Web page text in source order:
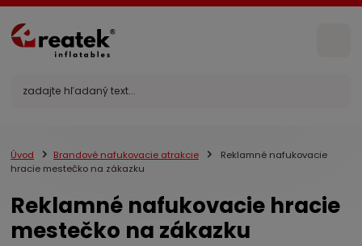
Úvod Brandové nafukovacie atrakcie
Reklamné nafukovacie
hracie mestečko na zákazku
Reklamné nafukovacie hracie
mestečko na zákazku